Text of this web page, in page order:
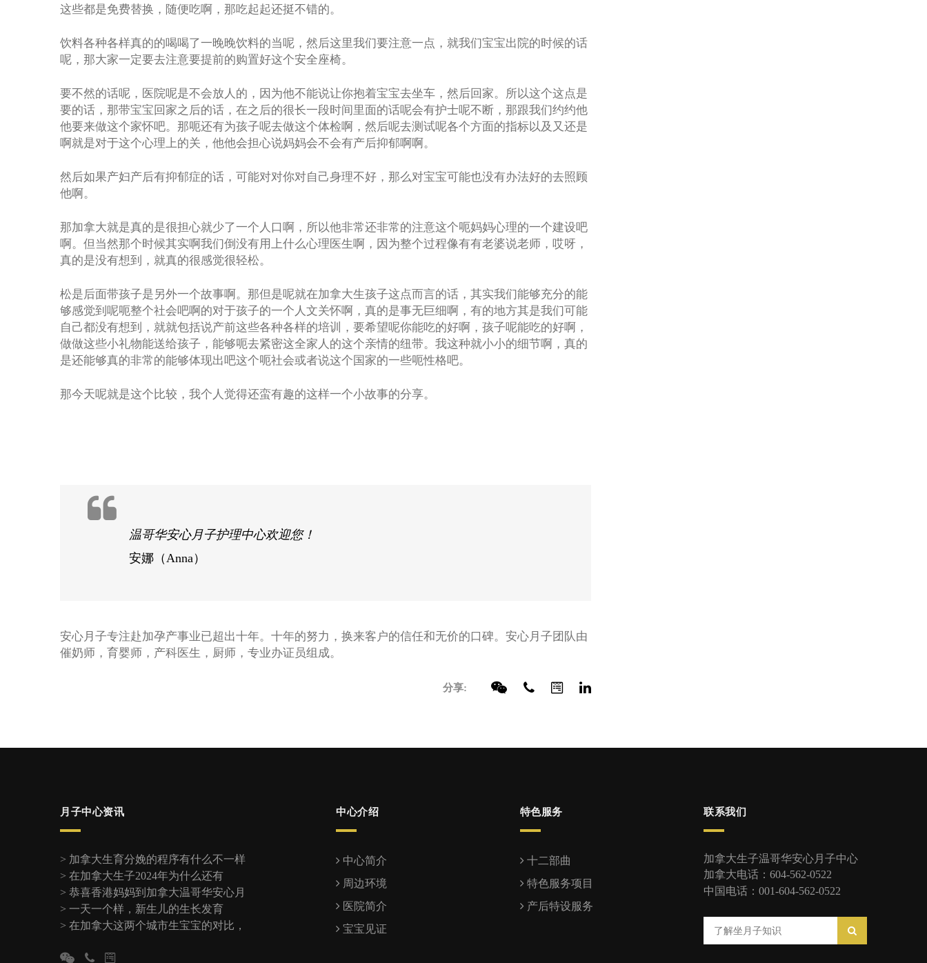
这些都是免费替换，随便吃啊，那吃起起还挺不错的。
饮料各种各样真的的喝喝了一晚晚饮料的当呢，然后这里我们要注意一点，就我们宝宝出院的时候的话
呢，那大家一定要去注意要提前的购置好这个安全座椅。
要不然的话呢，医院呢是不会放人的，因为他不能说让你抱着宝宝去坐车，然后回家。所以这个这点是
要的话，那带宝宝回家之后的话，在之后的很长一段时间里面的话呢会有护士呢不断，那跟我们约约他
他要来做这个家怀吧。那呃还有为孩子呢去做这个体检啊，然后呢去测试呢各个方面的指标以及又还是
啊就是对于这个心理上的关，他他会担心说妈妈会不会有产后抑郁啊啊。
然后如果产妇产后有抑郁症的话，可能对对你对自己身理不好，那么对宝宝可能也没有办法好的去照顾
他啊。
那加拿大就是真的是很担心就少了一个人口啊，所以他非常还非常的注意这个呃妈妈心理的一个建设吧
啊。但当然那个时候其实啊我们倒没有用上什么心理医生啊，因为整个过程像有有老婆说老师，哎呀，
真的是没有想到，就真的很感觉很轻松。
松是后面带孩子是另外一个故事啊。那但是呢就在加拿大生孩子这点而言的话，其实我们能够充分的能
够感觉到呢呃整个社会吧啊的对于孩子的一个人文关怀啊，真的是事无巨细啊，有的地方其是我们可能
自己都没有想到，就就包括说产前这些各种各样的培训，要希望呢你能吃的好啊，孩子呢能吃的好啊，
做做这些小礼物能送给孩子，能够呃去紧密这全家人的这个亲情的纽带。我这种就小小的细节啊，真的
是还能够真的非常的能够体现出吧这个呃社会或者说这个国家的一些呃性格吧。
那今天呢就是这个比较，我个人觉得还蛮有趣的这样一个小故事的分享。
温哥华安心月子护理中心欢迎您！
安娜（Anna）
安心月子专注赴加孕产事业已超出十年。十年的努力，换来客户的信任和无价的口碑。安心月子团队由
催奶师，育婴师，产科医生，厨师，专业办证员组成。
分享:
月子中心资讯
> 加拿大生育分娩的程序有什么不一样
> 在加拿大生子2024年为什么还有
> 恭喜香港妈妈到加拿大温哥华安心月
> 一天一个样，新生儿的生长发育
> 在加拿大这两个城市生宝宝的对比，
中心介绍
中心简介
周边环境
医院简介
宝宝见证
特色服务
十二部曲
特色服务项目
产后特设服务
联系我们
加拿大生子温哥华安心月子中心
加拿大电话：604-562-0522
中国电话：001-604-562-0522